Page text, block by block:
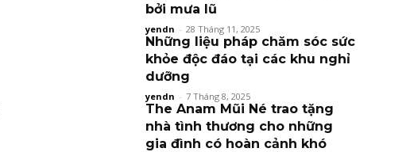
bởi mưa lũ
yendn - 28 Tháng 11, 2025
Những liệu pháp chăm sóc sức
khỏe độc đáo tại các khu nghỉ
dưỡng
yendn - 7 Tháng 8, 2025
The Anam Mũi Né trao tặng
nhà tình thương cho những
gia đình có hoàn cảnh khó